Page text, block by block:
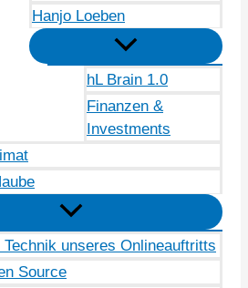
Hanjo Loeben
hL Brain 1.0
Finanzen &
Investments
Technik unseres Onlineauftritts
Source